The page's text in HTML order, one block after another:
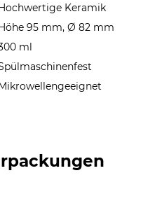
Keramik
95 mm, Ø 82 mm
ml